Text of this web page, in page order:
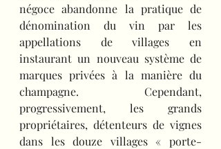
négoce abandonne la pratique de
dénomination du vin par les
appellations de villages en
instaurant un nouveau système de
marques privées à la manière du
champagne. Cependant,
progressivement, les grands
propriétaires, détenteurs de vignes
dans les douze villages « porte-